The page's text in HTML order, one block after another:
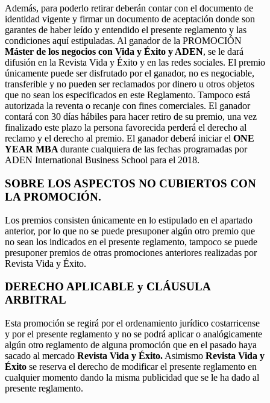
Además, para poderlo retirar deberán contar con el documento de
identidad vigente y firmar un documento de aceptación donde son
garantes de haber leído y entendido el presente reglamento y las
condiciones aquí estipuladas. Al ganador de la PROMOCIÓN
Máster de los negocios con Vida y Éxito y ADEN, se le dará
difusión en la Revista Vida y Éxito y en las redes sociales. El premio
únicamente puede ser disfrutado por el ganador, no es negociable,
transferible y no pueden ser reclamados por dinero u otros objetos
que no sean los especificados en este Reglamento. Tampoco está
autorizada la reventa o recanje con fines comerciales. El ganador
contará con 30 días hábiles para hacer retiro de su premio, una vez
finalizado este plazo la persona favorecida perderá el derecho al
reclamo y el derecho al premio. El ganador deberá iniciar el ONE
YEAR MBA durante cualquiera de las fechas programadas por
ADEN International Business School para el 2018.
SOBRE LOS ASPECTOS NO CUBIERTOS CON
LA PROMOCIÓN.
Los premios consisten únicamente en lo estipulado en el apartado
anterior, por lo que no se puede presuponer algún otro premio que
no sean los indicados en el presente reglamento, tampoco se puede
presuponer premios de otras promociones anteriores realizadas por
Revista Vida y Éxito.
DERECHO APLICABLE y CLÁUSULA
ARBITRAL
Esta promoción se regirá por el ordenamiento jurídico costarricense
y por el presente reglamento y no se podrá aplicar o analógicamente
algún otro reglamento de alguna promoción que en el pasado haya
sacado al mercado Revista Vida y Éxito. Asimismo Revista Vida y
Éxito se reserva el derecho de modificar el presente reglamento en
cualquier momento dando la misma publicidad que se le ha dado al
presente reglamento.